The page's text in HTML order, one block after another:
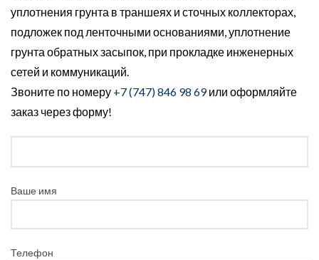
уплотнения грунта в траншеях и сточных коллекторах,
подложек под ленточными основаниями, уплотнение
грунта обратных засыпок, при прокладке инженерных
сетей и коммуникаций.
Звоните по номеру +7 (747) 846 98 69или оформляйте
заказ через форму!
Ваше имя
Телефон